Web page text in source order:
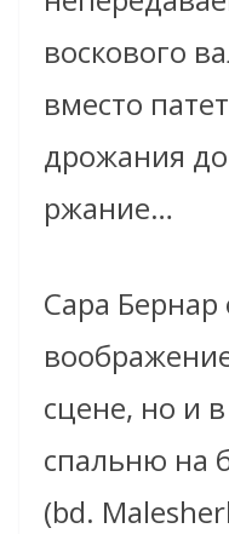
воскового
вместо
дрожания
ржание…
Сара
сцене, но и
спальню на
(bd.